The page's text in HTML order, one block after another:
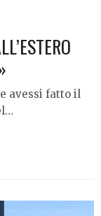
avessi fatto il